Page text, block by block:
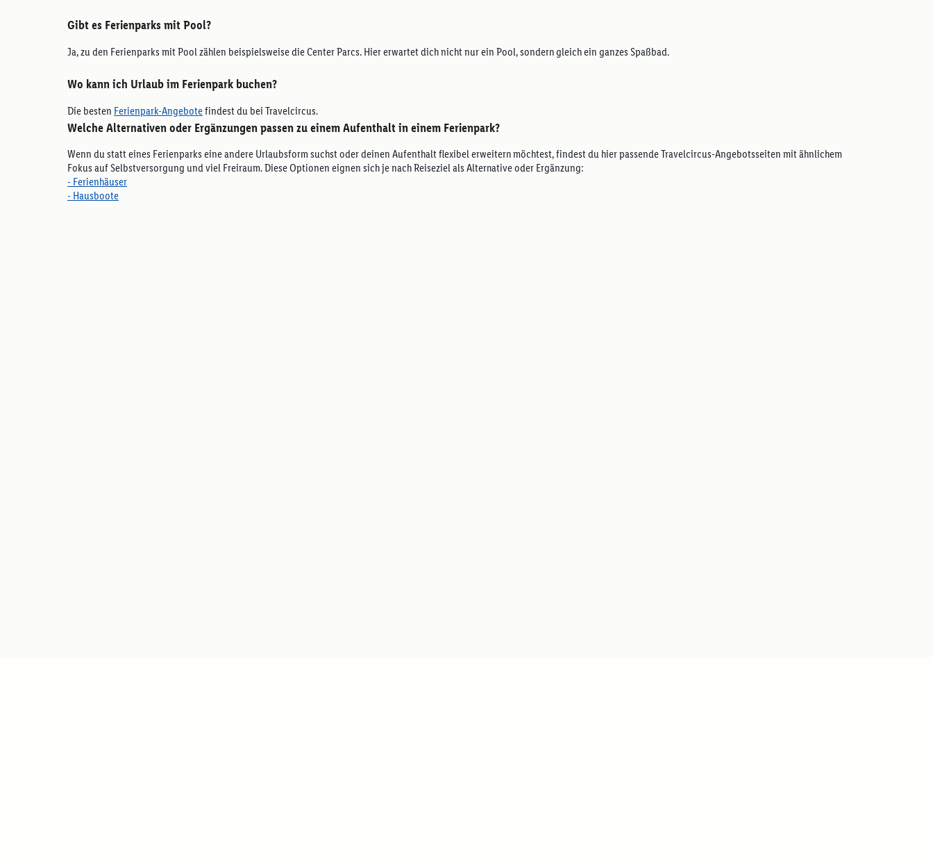
Gibt es Ferienparks mit Pool?
Ja, zu den Ferienparks mit Pool zählen beispielsweise die Center Parcs. Hier erwartet dich nicht nur ein Pool, sondern gleich ein ganzes Spaßbad.
Wo kann ich Urlaub im Ferienpark buchen?
Die besten Ferienpark-Angebotefindest du bei Travelcircus.
Welche Alternativen oder Ergänzungen passen zu einem Aufenthalt in einem Ferienpark?
Wenn du statt eines Ferienparks eine andere Urlaubsform suchst oder deinen Aufenthalt flexibel erweitern möchtest, findest du hier passende Travelcircus-Angebotsseiten mit ähnlichem
Fokus auf Selbstversorgung und viel Freiraum. Diese Optionen eignen sich je nach Reiseziel als Alternative oder Ergänzung:
- Ferienhäuser
- Hausboote